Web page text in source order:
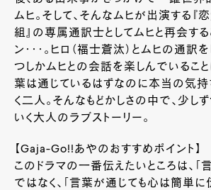
ムヒ。そして、そんなムヒが出演する『
組』の専属通訳士としてムヒと再会す
ン・・・。ヒロ（福士蒼汰）とムヒの通訳
つしかムヒとの会話を楽しんでいること
葉は通じているはずなのに本当の気持
く二人。そんなもどかしさの中で、少し
いく大人のラブストーリー。
【Gaja-Go!!あやのおすすめポイント】
このドラマの一番伝えたいところは、「
ではなく、「言葉が通じても心は簡単に